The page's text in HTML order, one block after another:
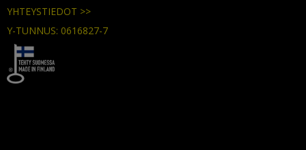
YHTEYSTIEDOT >>
Y-TUNNUS: 0616827-7